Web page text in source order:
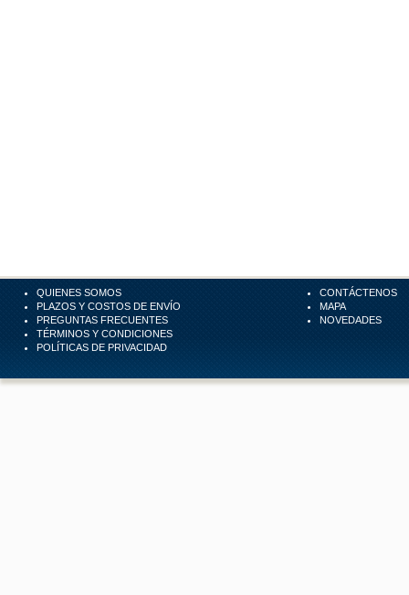
QUIENES SOMOS
PLAZOS Y COSTOS DE ENVÍO
PREGUNTAS FRECUENTES
TÉRMINOS Y CONDICIONES
POLÍTICAS DE PRIVACIDAD
CONTÁCTENOS
MAPA
NOVEDADES